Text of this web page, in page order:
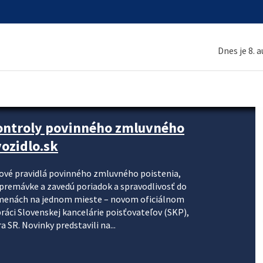
Dnes je 8.
povinného zmluvného
pravidlá povinného zmluvného poistenia,
a zavedú poriadok a spravodlivosť do
na jednom mieste – novom oficiálnom
Slovenskej kancelárie poisťovateľov (SKP),
SR. Novinky predstavili na...